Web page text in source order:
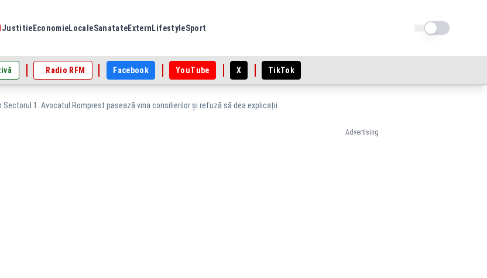
Justitie EconomieLocaleSanatateExtern LifestyleSport Schimba tema
Radio RFM Facebook YouTube X TikTok
Sectorul 1. Avocatul Romprest pasează vina consilierilor și refuză să dea explicații
Advertising